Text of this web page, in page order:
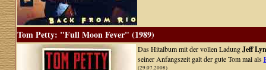
Tom Petty: "Full Moon Fever" (1989)
Das Hitalbum mit der vollen LadungJeff
seiner Anfangszeit galt der gute Tom mal als
(29.07.2008)